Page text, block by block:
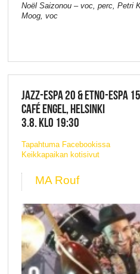
Noël Saizonou – voc, perc, Petri
Moog, voc
JAZZ-ESPA 20 & ETNO-ESPA
CAFÉ ENGEL, HELSINKI
3.8. KLO 19:30
Tapahtuma Facebookissa
Keikkapaikan kotisivut
MA Rouf